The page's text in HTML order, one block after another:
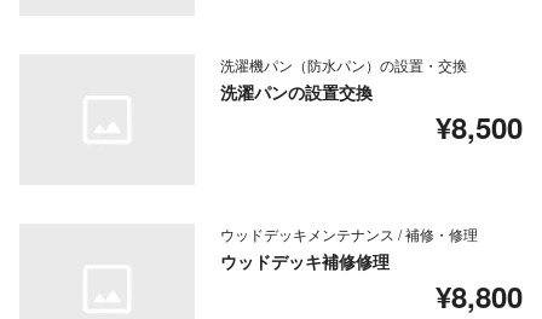
洗濯機パン（防水パン）の設置・交換
洗濯パンの設置交換
¥8,500
ウッドデッキメンテナンス / 補修・修理
ウッドデッキ補修修理
¥8,800